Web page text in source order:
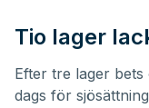
Tio lager
Efter tre lager
dags för